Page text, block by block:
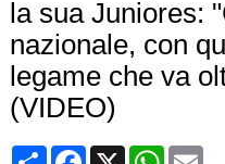
la sua Juniores:
nazionale, con
legame che va
(VIDEO)
CondividiFacebook
X